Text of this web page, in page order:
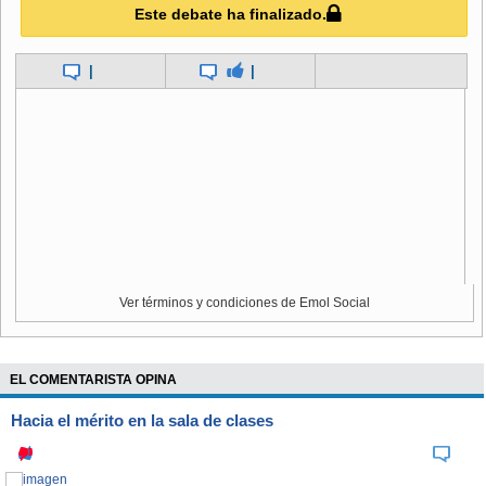
El empresario también es investigado en el Congreso
un tema muy delicado. Belaunde está agravando su
situación", dijo a la radio RPP la parlamentaria Marisol
gobierno de su país, razón por la cual buscó refugio en
Bolivia, a donde llegó en diciembre.
Prófugo de la justicia de Perú, Belaunde fue sometido a
resolvía el pedido de extradición de Lima presentado en
marzo último.
Este debate ha finalizado.
Ver términos y condiciones de Emol Social
EL COMENTARISTA OPINA
Hacia el mérito en la sala de clases